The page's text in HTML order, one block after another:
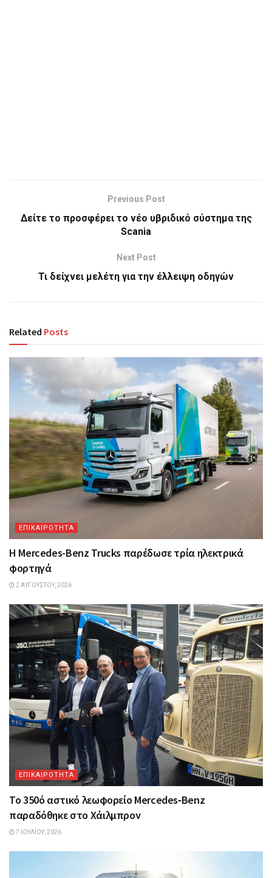
Previous Post
Δείτε το προσφέρει το νέο υβριδικό σύστημα της
Scania
Next Post
Τι δείχνει μελέτη για την έλλειψη οδηγών
Related Posts
ΕΠΙΚΑΙΡΟΤΗΤΑ
Η Mercedes-Benz Trucks παρέδωσε τρία ηλεκτρικά
φορτηγά
2 ΑΥΓΟΎΣΤΟΥ, 2026
ΕΠΙΚΑΙΡΟΤΗΤΑ
Το 350ό αστικό λεωφορείο Mercedes‑Benz
παραδόθηκε στο Χάιλμπρον
7 ΙΟΥΛΊΟΥ, 2026